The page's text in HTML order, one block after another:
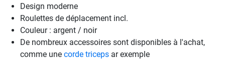
Design moderne
Roulettes de déplacement incl.
Couleur : argent / noir
De nombreux accessoires sont disponibles à l'achat,
comme une corde triceps ar exemple